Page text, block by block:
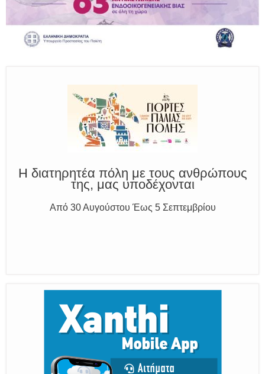
Από 30 Αυγούστου Έως 5 Σεπτεμβρίου
Καλούμε Άμεσα την Πυροσβεστική στο 199 ή στο 112
και δίνουμε σαφείς πληροφορίες